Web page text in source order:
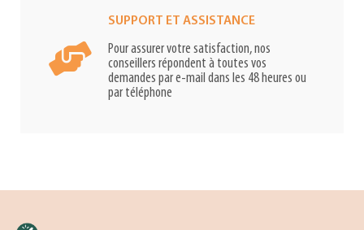
SUPPORT ET ASSISTANCE
Pour assurer votre satisfaction, nos
conseillers répondent à toutes vos
demandes par e-mail dans les 48 heures ou
par téléphone